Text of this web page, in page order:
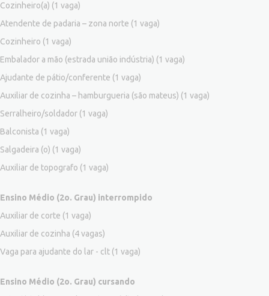
Cozinheiro(a) (1 vaga)
Atendente de padaria – zona norte (1 vaga)
Cozinheiro (1 vaga)
Embalador a mão (estrada união indústria) (1 vaga)
Ajudante de pátio/conferente (1 vaga)
Auxiliar de cozinha – hamburgueria (são mateus) (1 vaga)
Serralheiro/soldador (1 vaga)
Balconista (1 vaga)
Salgadeira (o) (1 vaga)
Auxiliar de topografo (1 vaga)
Ensino Médio (2o. Grau) interrompido
Auxiliar de corte (1 vaga)
Auxiliar de cozinha (4 vagas)
Vaga para ajudante do lar - clt (1 vaga)
Ensino Médio (2o. Grau) cursando